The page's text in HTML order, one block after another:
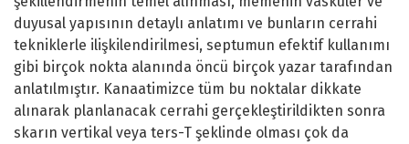
duyusal yapısının detaylı anlatımı ve bunların cerrahi
tekniklerle ilişkilendirilmesi, septumun efektif kullanımı
gibi birçok nokta alanında öncü birçok yazar tarafından
anlatılmıştır. Kanaatimizce tüm bu noktalar dikkate
alınarak planlanacak cerrahi gerçekleştirildikten sonra
skarın vertikal veya ters-T şeklinde olması çok da